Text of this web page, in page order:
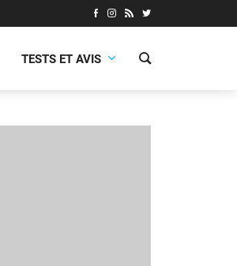
TESTS ET AVIS